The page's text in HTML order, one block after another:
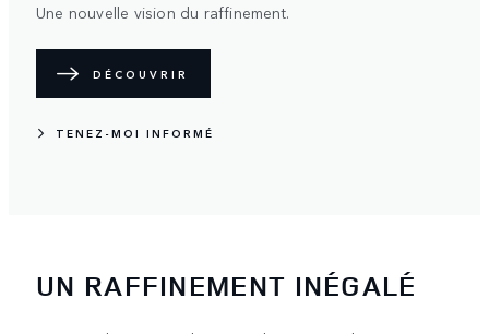
Une nouvelle vision du raffinement.
DÉCOUVRIR
TENEZ-MOI INFORMÉ
UN RAFFINEMENT INÉGALÉ